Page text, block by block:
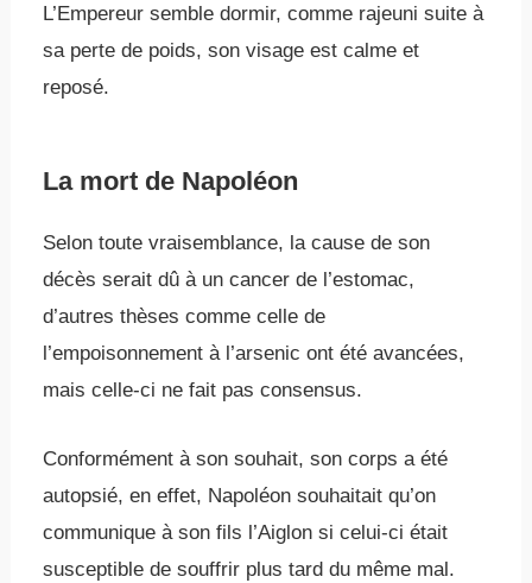
L’Empereur semble dormir, comme rajeuni suite à
sa perte de poids, son visage est calme et
reposé.
La mort de Napoléon
Selon toute vraisemblance, la cause de son
décès serait dû à un cancer de l’estomac,
d’autres thèses comme celle de
l’empoisonnement à l’arsenic ont été avancées,
mais celle-ci ne fait pas consensus.
Conformément à son souhait, son corps a été
autopsié, en effet, Napoléon souhaitait qu’on
communique à son fils l’Aiglon si celui-ci était
susceptible de souffrir plus tard du même mal.